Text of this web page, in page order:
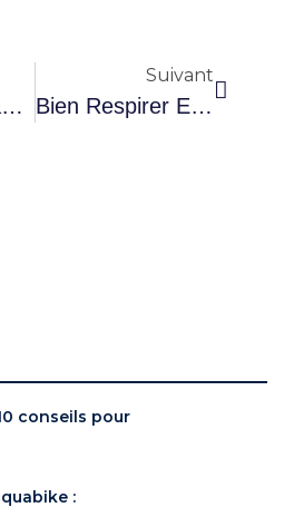
La Natation Favorise La Confiance En Soi De L’enfant
Suivant
Bien Respirer En Natation, Tous Nos Conseils
conseils pour
: